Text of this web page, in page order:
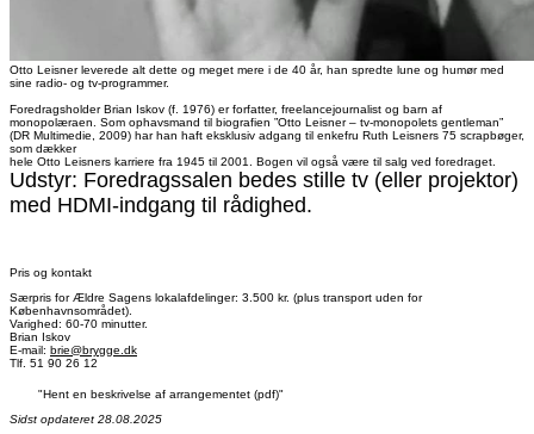
Otto Leisner leverede alt dette og meget mere i de 40 år, han spredte lune og humør med
sine radio- og tv-programmer.
Foredragsholder Brian Iskov (f. 1976) er forfatter, freelancejournalist og barn af
monopolæraen. Som ophavsmand til biografien ”Otto Leisner – tv-monopolets gentleman”
(DR Multimedie, 2009) har han haft eksklusiv adgang til enkefru Ruth Leisners 75 scrapbøger,
som dækker
hele Otto Leisners karriere fra 1945 til 2001. Bogen vil også være til salg ved foredraget.
Udstyr: Foredragssalen bedes stille tv (eller projektor)
med HDMI-indgang til rådighed.
Pris og kontakt
Særpris for Ældre Sagens lokalafdelinger: 3.500 kr. (plus transport uden for
Københavnsområdet).
Varighed: 60-70 minutter.
Brian Iskov
E-mail: brie@brygge.dk
Tlf. 51 90 26 12
"Hent en beskrivelse af arrangementet (pdf)"
Sidst opdateret 28.08.2025